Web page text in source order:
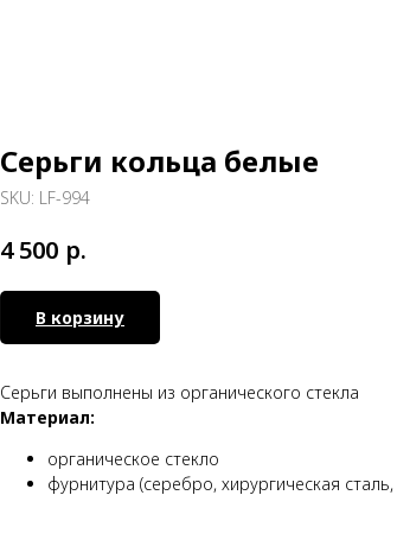
Серьги кольца белые
SKU: LF-994
4 500 р.
В корзину
Серьги выполнены из органического стекла
Материал:
органическое стекло
фурнитура (серебро, хирургическая сталь,